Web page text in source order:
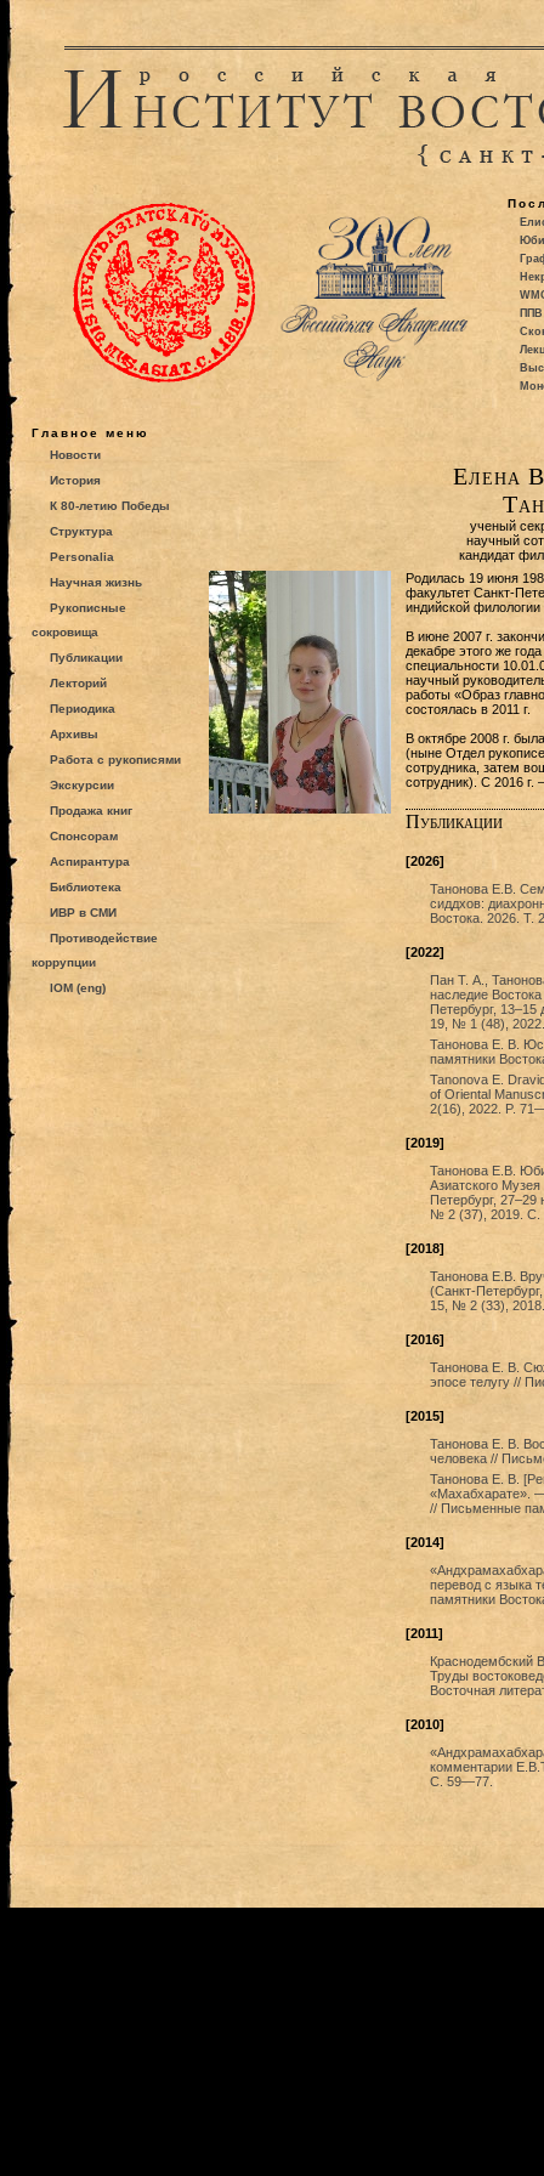
ППВ
Главное меню
Новости
История
К 80-летию Победы
Структура
Personalia
Научная жизнь
Рукописные
сокровища
Публикации
Лекторий
Периодика
Архивы
Работа с рукописями
Экскурсии
Продажа книг
Спонсорам
Аспирантура
Библиотека
ИВР в СМИ
Противодействие
коррупции
IOM (eng)
Елена
ученый
научный
кандидат
Родилась 19 июня
факультет Санкт-
индийской
В июне 2007 г.
декабре этого же
специальности
научный
работы «Образ
состоялась в 2011 г.
В октябре 2008 г.
(ныне Отдел
сотрудника, затем
сотрудник). С 2016
Публикации
[2026]
Танонова Е.В.
сиддхов:
Востока. 2026. Т.
[2022]
Пан Т. А.,
наследие
Петербург,
19, № 1 (48),
Танонова Е. В.
памятники
Tanonova E.
of Oriental
2(16), 2022. P.
[2019]
Танонова Е.В.
Азиатского
Петербург,
№ 2 (37), 2019. С.
[2018]
Танонова Е.В.
(Санкт-
15, № 2 (33),
[2016]
Танонова Е. В.
эпосе телугу //
[2015]
Танонова Е. В.
человека //
Танонова Е. В.
«Махабхарате».
// Письменные
[2014]
перевод с языка
памятники
[2011]
Краснодембский
Труды
Восточная
[2010]
комментарии
С. 59—77.